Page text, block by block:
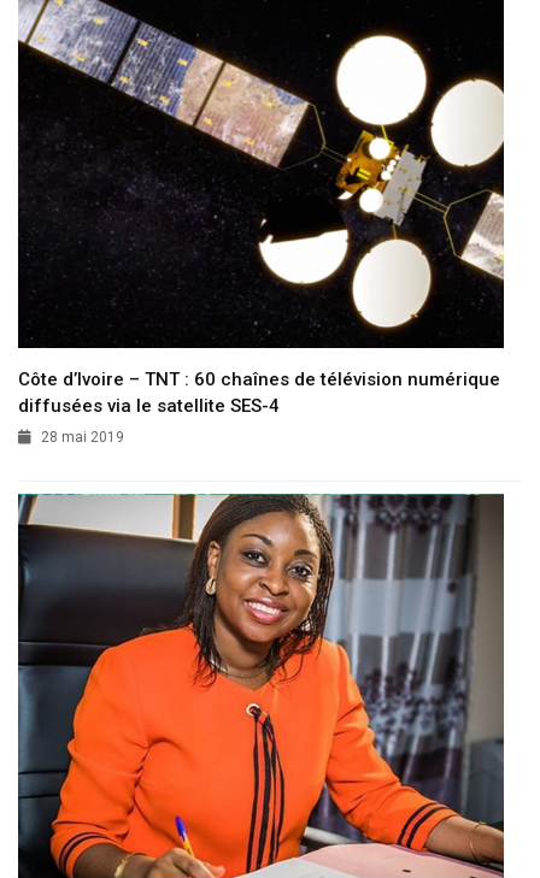
Côte d’Ivoire – TNT : 60 chaînes de télévision numérique
diffusées via le satellite SES-4
28 mai 2019